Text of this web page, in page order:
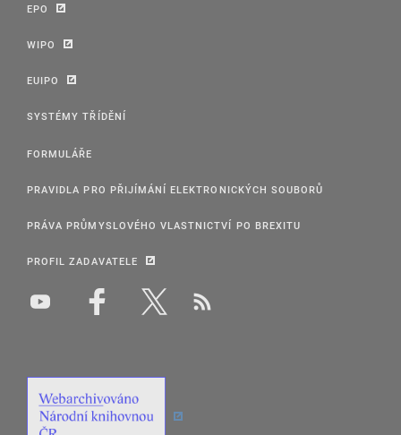
EPO
WIPO
EUIPO
SYSTÉMY TŘÍDĚNÍ
FORMULÁŘE
PRAVIDLA PRO PŘIJÍMÁNÍ ELEKTRONICKÝCH SOUBORŮ
PRÁVA PRŮMYSLOVÉHO VLASTNICTVÍ PO BREXITU
PROFIL ZADAVATELE